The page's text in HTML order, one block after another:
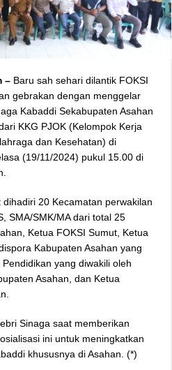
– Baru sah sehari dilantik FOKSI
gebrakan dengan menggelar
Kabaddi Sekabupaten Asahan
KKG PJOK (Kelompok Kerja
dan Kesehatan) di
(19/11/2024) pukul 15.00 di
20 Kecamatan perwakilan
SMA/SMK/MA dari total 25
Ketua FOKSI Sumut, Ketua
Kabupaten Asahan yang
yang diwakili oleh
Asahan, dan Ketua
Sinaga saat memberikan
ini untuk meningkatkan
khususnya di Asahan. (*)